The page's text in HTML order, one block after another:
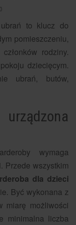
0
ubrań to klucz do
pomieszczeniu,
rodziny.
dziecięcym.
ubrań, butów,
wymaga
Przede wszystkim
dla dzieci
Być wykonana z
miarę możliwości
minimalna liczba